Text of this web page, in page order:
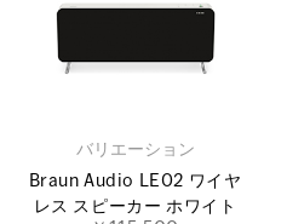
バリエーション
Braun Audio LE02 ワイヤ
レス スピーカー ホワイト